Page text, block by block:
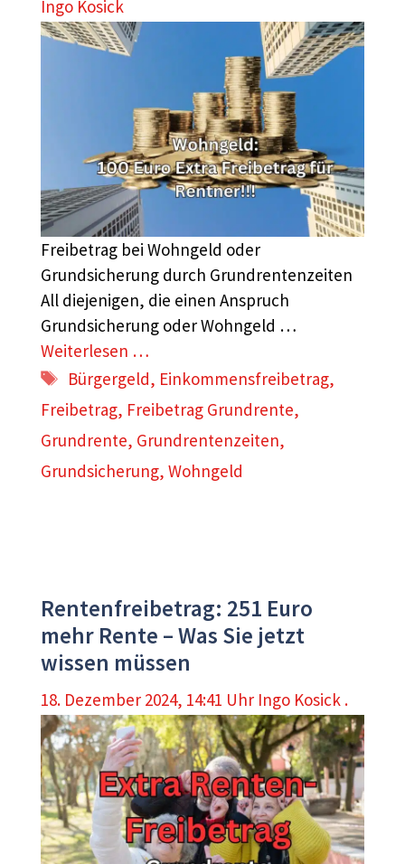
Ingo Kosick
Freibetrag bei Wohngeld oder
Grundsicherung durch Grundrentenzeiten
All diejenigen, die einen Anspruch
Grundsicherung oder Wohngeld …
Weiterlesen …
Schlagwörter
Bürgergeld, Einkommensfreibetrag,
Freibetrag, Freibetrag Grundrente,
Grundrente, Grundrentenzeiten,
Grundsicherung, Wohngeld
Rentenfreibetrag: 251 Euro
mehr Rente – Was Sie jetzt
wissen müssen
18. Dezember 2024, 14:41 Uhr Ingo Kosick .